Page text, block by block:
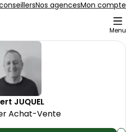
Nos agencesMon compte
Menu
-
JUQUEL
Achat-Vente